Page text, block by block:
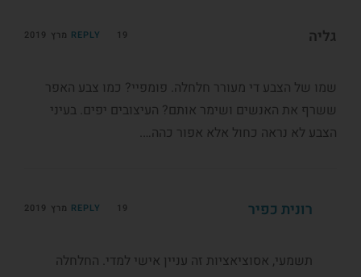
גליה REPLY 19 מרץ 2019
שמו של הצבע די מעורר חלחלה. פומפיי? כמו צבע האפר
ששרף את האנשים ושימר אותם? העיצובים יפים. בעיני
הצבע לא נראה כחול אלא אפור כהה….
רונית כפיר REPLY 19 מרץ 2019
תשמעי, אסוציאציות זה עניין אישי למדי. החלחלה